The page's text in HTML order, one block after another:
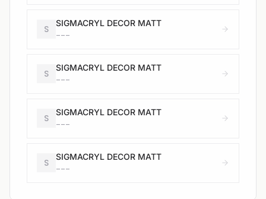
S
SIGMACRYL DECOR MATT
---
S
SIGMACRYL DECOR MATT
---
S
SIGMACRYL DECOR MATT
---
S
SIGMACRYL DECOR MATT
---